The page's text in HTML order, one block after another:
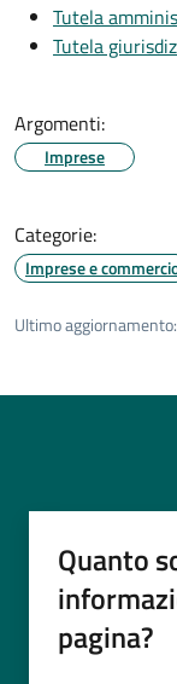
Tutela
Tutela
Argomenti:
Imprese
Categorie:
Imprese e
Ultimo aggiornamento:
Quanto
pagina?